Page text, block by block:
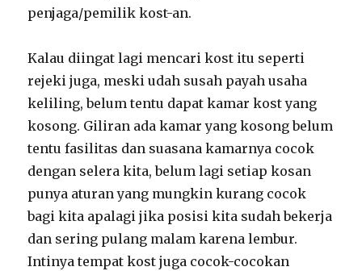
penjaga/pemilik kost-an.
Kalau diingat lagi mencari kost itu seperti
rejeki juga, meski udah susah payah usaha
keliling, belum tentu dapat kamar kost yang
kosong. Giliran ada kamar yang kosong belum
tentu fasilitas dan suasana kamarnya cocok
dengan selera kita, belum lagi setiap kosan
punya aturan yang mungkin kurang cocok
bagi kita apalagi jika posisi kita sudah bekerja
dan sering pulang malam karena lembur.
Intinya tempat kost juga cocok-cocokan